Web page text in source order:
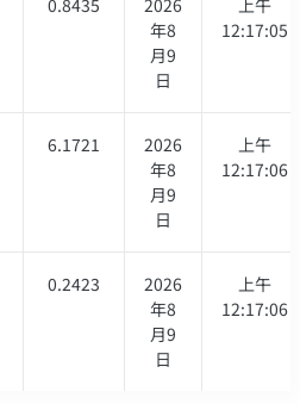
年8
月9
日
12:17:05
6.1721
2026
年8
月9
日
上午
12:17:06
0.2423
2026
年8
月9
日
上午
12:17:06